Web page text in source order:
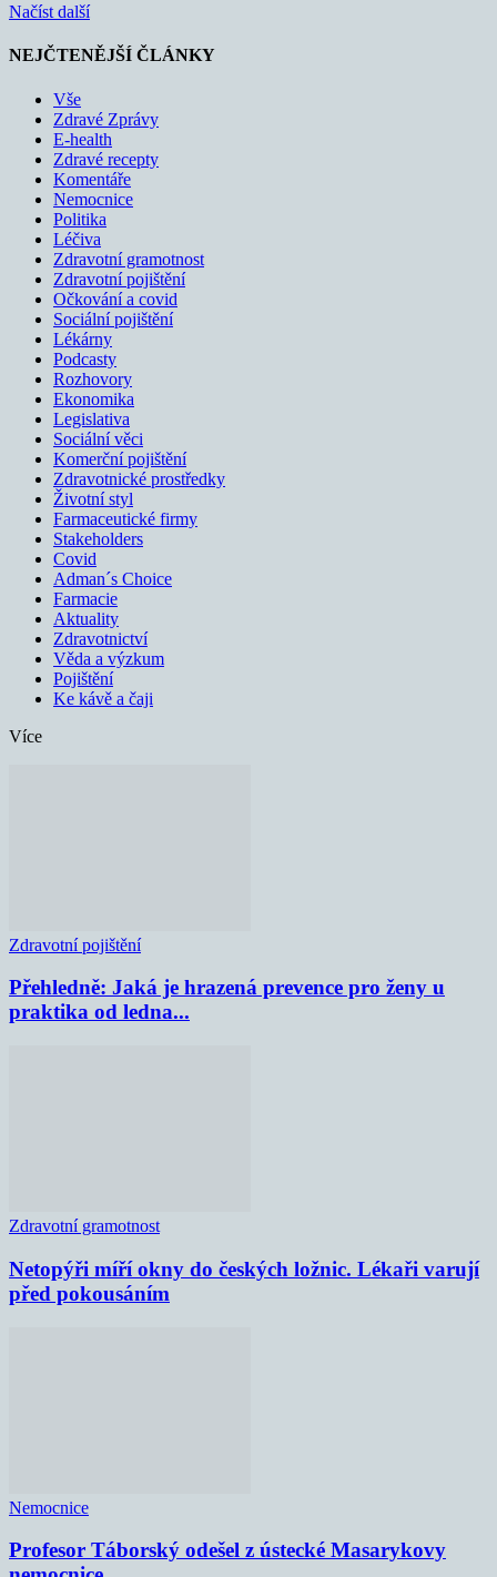
Načíst další
NEJČTENĚJŠÍ ČLÁNKY
Vše
Zdravé Zprávy
E-health
Zdravé recepty
Komentáře
Nemocnice
Politika
Léčiva
Zdravotní gramotnost
Zdravotní pojištění
Očkování a covid
Sociální pojištění
Lékárny
Podcasty
Rozhovory
Ekonomika
Legislativa
Sociální věci
Komerční pojištění
Zdravotnické prostředky
Životní styl
Farmaceutické firmy
Stakeholders
Covid
Adman´s Choice
Farmacie
Aktuality
Zdravotnictví
Věda a výzkum
Pojištění
Ke kávě a čaji
Více
Zdravotní pojištění
Přehledně: Jaká je hrazená prevence pro ženy u
praktika od ledna...
Zdravotní gramotnost
Netopýři míří okny do českých ložnic. Lékaři varují
před pokousáním
Nemocnice
Profesor Táborský odešel z ústecké Masarykovy